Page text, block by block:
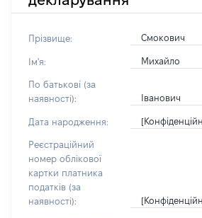
Прізвище: Смокович
Ім'я: Михайло
По батькові (за
наявності):
Іванович
Дата народження:
Реєстраційний
номер облікової
картки платника
податків (за
наявності):